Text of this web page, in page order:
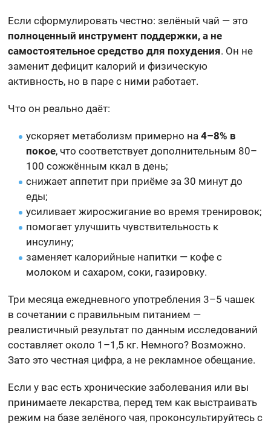
Если сформулировать честно: зелёный чай — это
полноценный инструмент поддержки, а не
самостоятельное средство для похудения. Он не
заменит дефицит калорий и физическую
активность, но в паре с ними работает.
Что он реально даёт:
ускоряет метаболизм примерно на4–8% в
покое, что соответствует дополнительным 80–
100 сожжённым ккал в день;
снижает аппетит при приёме за 30 минут до
еды;
усиливает жиросжигание во время тренировок;
помогает улучшить чувствительность к
инсулину;
заменяет калорийные напитки — кофе с
молоком и сахаром, соки, газировку.
Три месяца ежедневного употребления 3–5 чашек
в сочетании с правильным питанием —
реалистичный результат по данным исследований
составляет около 1–1,5 кг. Немного? Возможно.
Зато это честная цифра, а не рекламное обещание.
Если у вас есть хронические заболевания или вы
принимаете лекарства, перед тем как выстраивать
режим на базе зелёного чая, проконсультируйтесь с